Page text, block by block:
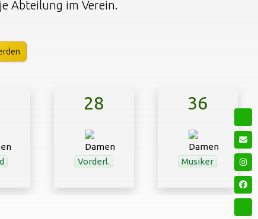
Abteilung im Verein.
28
Vorderl.
36
Musiker